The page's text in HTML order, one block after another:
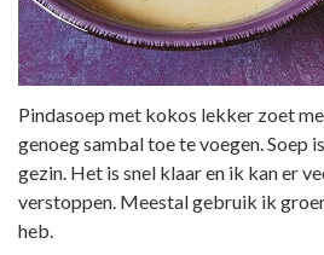
Pindasoep met kokos lekker zoet
genoeg sambal toe te voegen. Soep
gezin. Het is snel klaar en ik kan er
verstoppen. Meestal gebruik ik
heb.